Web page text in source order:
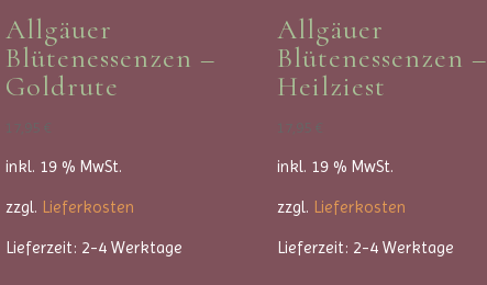
Allgäuer
Blütenessenzen –
Goldrute
17,95 €
inkl. 19 % MwSt.
zzgl. Lieferkosten
Lieferzeit: 2-4 Werktage
Allgäuer
Blütenessenzen –
Heilziest
17,95 €
inkl. 19 % MwSt.
zzgl. Lieferkosten
Lieferzeit: 2-4 Werktage